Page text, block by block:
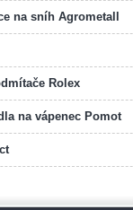
na sníh Agrometall
Rolex
na vápenec Pomot